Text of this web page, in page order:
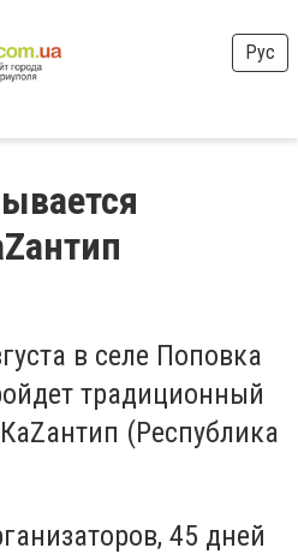
Рус
в селе Поповка
традиционный
(Республика
45 дней